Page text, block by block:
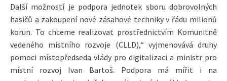
Další možností je podpora jednotek sboru dobrovolných
hasičů a zakoupení nové zásahové techniky v řádu milionů
korun. To chceme realizovat prostřednictvím Komunitně
vedeného místního rozvoje (CLLD),“ vyjmenovává druhy
pomoci místopředseda vlády pro digitalizaci a ministr pro
místní rozvoj Ivan Bartoš. Podpora má mířit i na